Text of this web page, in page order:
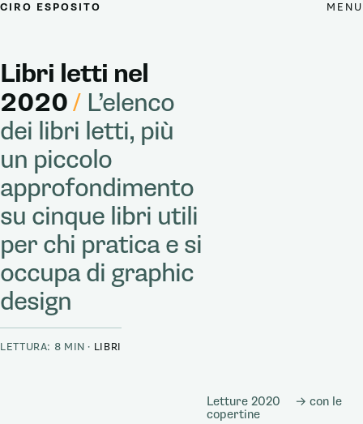
CIRO ESPOSITO MENU
Libri letti nel
2020/ L’elenco
dei libri letti, più
un piccolo
approfondimento
su cinque libri utili
per chi pratica e si
occupa di graphic
design
LETTURA: 8 MIN · LIBRI
Letture 2020
→ con le
copertine